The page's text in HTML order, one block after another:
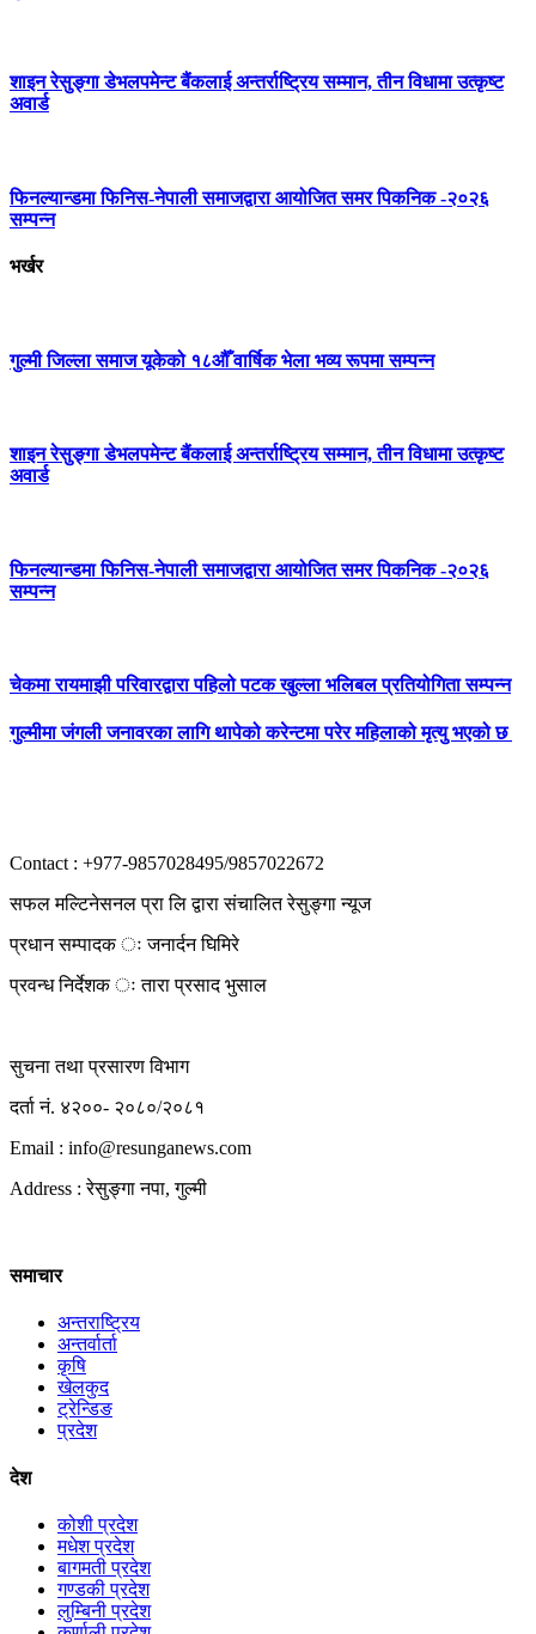
शाइन रेसुङ्गा डेभलपमेन्ट बैंकलाई अन्तर्राष्ट्रिय सम्मान, तीन विधामा उत्कृष्ट
अवार्ड
फिनल्यान्डमा फिनिस-नेपाली समाजद्वारा आयोजित समर पिकनिक -२०२६
सम्पन्न
भर्खर
गुल्मी जिल्ला समाज यूकेको १८औँ वार्षिक भेला भव्य रूपमा सम्पन्न
शाइन रेसुङ्गा डेभलपमेन्ट बैंकलाई अन्तर्राष्ट्रिय सम्मान, तीन विधामा उत्कृष्ट
अवार्ड
फिनल्यान्डमा फिनिस-नेपाली समाजद्वारा आयोजित समर पिकनिक -२०२६
सम्पन्न
चेकमा रायमाझी परिवारद्वारा पहिलो पटक खुल्ला भलिबल प्रतियोगिता सम्पन्न
गुल्मीमा जंगली जनावरका लागि थापेको करेन्टमा परेर महिलाको मृत्यु भएको छ
Contact : +977-9857028495/9857022672
सफल मल्टिनेसनल प्रा लि द्वारा संचालित रेसुङ्गा न्यूज
प्रधान सम्पादक ः जनार्दन घिमिरे
प्रवन्ध निर्देशक ः तारा प्रसाद भुसाल
सुचना तथा प्रसारण विभाग
दर्ता नं. ४२००- २०८०/२०८१
Email : info@resunganews.com
Address : रेसुङ्गा नपा, गुल्मी
समाचार
अन्तराष्ट्रिय
अन्तर्वार्ता
कृषि
खेलकुद
ट्रेन्डिङ
प्रदेश
देश
कोशी प्रदेश
मधेश प्रदेश
बागमती प्रदेश
गण्डकी प्रदेश
लुम्बिनी प्रदेश